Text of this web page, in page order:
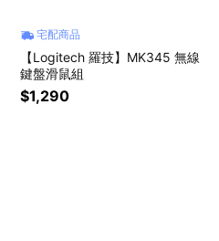
宅配商品
【Logitech 羅技】MK345 無線
鍵盤滑鼠組
$1,290